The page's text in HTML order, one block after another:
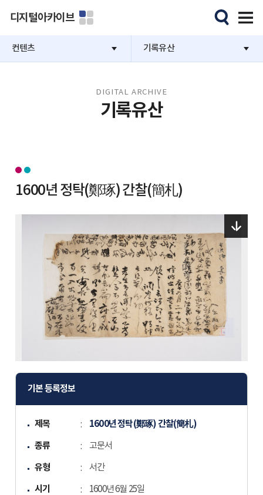
디지털아카이브
컨텐츠 기록유산
DIGITAL ARCHIVE
기록유산
1600년 정탁(鄭琢) 간찰(簡札)
기본 등록정보
제목 1600년 정탁(鄭琢) 간찰(簡札)
종류 고문서
유형 서간
시기 1600년 6월 25일